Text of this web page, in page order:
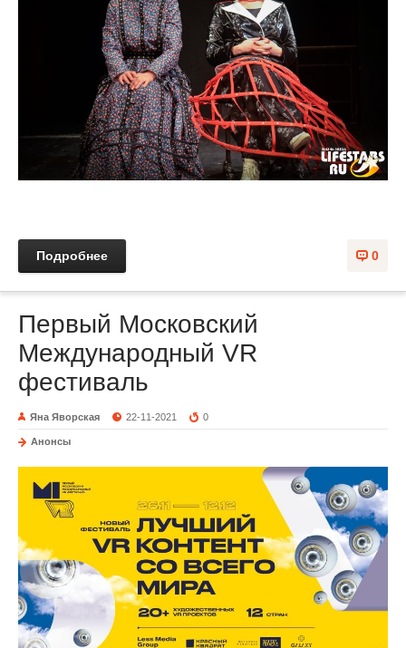
0
Подробнее
Первый Московский
Международный VR
фестиваль
Яна Яворская 22-11-2021 0
Анонсы